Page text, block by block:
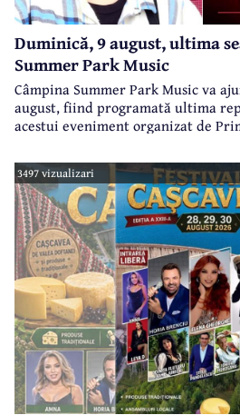
Duminică, 9 august, ultima
Summer Park Music
Câmpina Summer Park Music va
august, fiind programată ultima
acestui eveniment organizat de
3497 vizualizari